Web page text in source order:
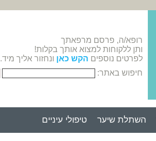
רופא/ה, פרסם מרפאתך
ותן ללקוחות למצוא אותך בקלות!
לפרטים נוספים הקש כאן ונחזור אליך מיד.
חיפוש באתר:
השתלת שיער
טיפולי עיניים